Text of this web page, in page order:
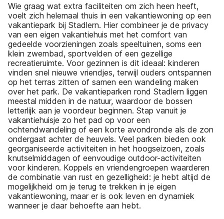
Wie graag wat extra faciliteiten om zich heen heeft,
voelt zich helemaal thuis in een vakantiewoning op een
vakantiepark bij Stadlern. Hier combineer je de privacy
van een eigen vakantiehuis met het comfort van
gedeelde voorzieningen zoals speeltuinen, soms een
klein zwembad, sportvelden of een gezellige
recreatieruimte. Voor gezinnen is dit ideaal: kinderen
vinden snel nieuwe vriendjes, terwijl ouders ontspannen
op het terras zitten of samen een wandeling maken
over het park. De vakantieparken rond Stadlern liggen
meestal midden in de natuur, waardoor de bossen
letterlijk aan je voordeur beginnen. Stap vanuit je
vakantiehuisje zo het pad op voor een
ochtendwandeling of een korte avondronde als de zon
ondergaat achter de heuvels. Veel parken bieden ook
georganiseerde activiteiten in het hoogseizoen, zoals
knutselmiddagen of eenvoudige outdoor-activiteiten
voor kinderen. Koppels en vriendengroepen waarderen
de combinatie van rust en gezelligheid: je hebt altijd de
mogelijkheid om je terug te trekken in je eigen
vakantiewoning, maar er is ook leven en dynamiek
wanneer je daar behoefte aan hebt.